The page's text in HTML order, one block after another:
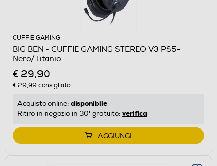
CUFFIE GAMING
BIG BEN - CUFFIE GAMING STEREO V3 PS5-
Nero/Titanio
€ 29,90
€ 29,99 consigliato
Acquisto online: disponibile
Ritiro in negozio in 30' gratuito: verifica
AGGIUNGI